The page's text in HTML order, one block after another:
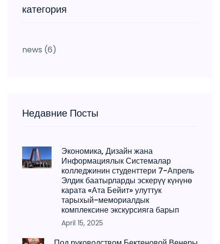
категория
news (6)
Недавние Посты
Экономика, Дизайн жана
Информациялык Системалар
колледжинин студенттери 7-Апрель
Элдик баатырларды эскерүү күнүнө
карата «Ата Бейит» улуттук
тарыхый-мемориалдык
комплексине экскурсияга барып
April 15, 2025